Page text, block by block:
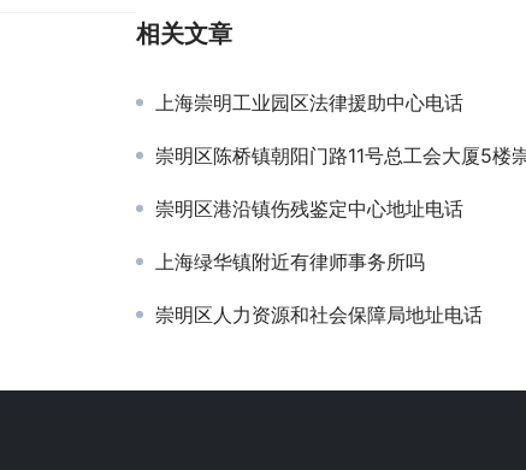
相关文章
上海崇明工业园区法律援助中心电话
崇明区陈桥镇朝阳门路11号总工会大厦5楼崇明区区劳动人事争
崇明区港沿镇伤残鉴定中心地址电话
上海绿华镇附近有律师事务所吗
崇明区人力资源和社会保障局地址电话